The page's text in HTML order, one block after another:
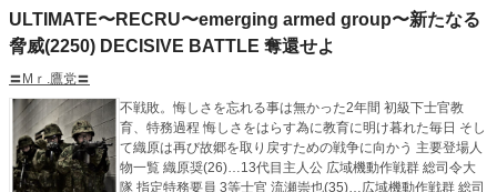
ULTIMATE〜RECRU〜emerging armed group〜新たなる
脅威(2250) DECISIVE BATTLE 奪還せよ
〓Mｒ.鷹党〓
不戦敗。悔しさを忘れる事は無かった2年間 初級下士官教
育、特務過程 悔しさをはらす為に教育に明け暮れた毎日 そし
て織原は再び故郷を取り戻すための戦争に向かう 主要登場人
物一覧 織原奨(26)…13代目主人公 広域機動作戦群 総司令大
隊 指定特務要員 3等士官 流瀬崇也(35)…広域機動作戦群 総司